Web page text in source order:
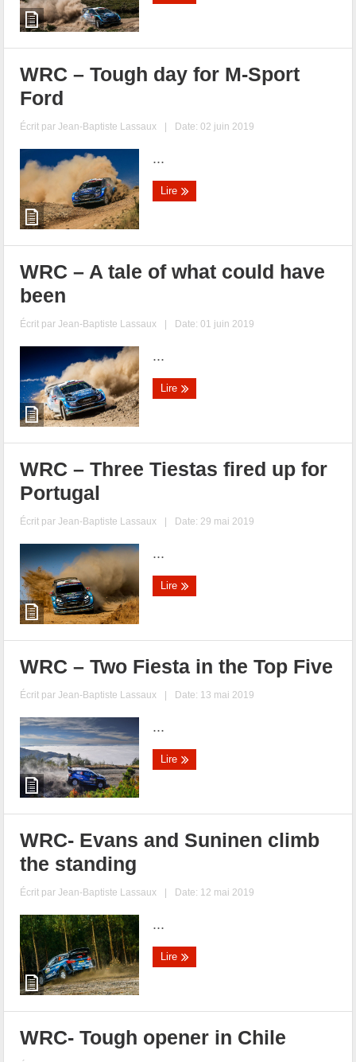
WRC – Tough day for M-Sport
Ford
Écrit parJean-Baptiste Lassaux | Date: 02 juin 2019
...
Lire
WRC – A tale of what could have
been
Écrit parJean-Baptiste Lassaux | Date: 01 juin 2019
...
Lire
WRC – Three Tiestas fired up for
Portugal
Écrit parJean-Baptiste Lassaux | Date: 29 mai 2019
...
Lire
WRC – Two Fiesta in the Top Five
Écrit parJean-Baptiste Lassaux | Date: 13 mai 2019
...
Lire
WRC- Evans and Suninen climb
the standing
Écrit parJean-Baptiste Lassaux | Date: 12 mai 2019
...
Lire
WRC- Tough opener in Chile